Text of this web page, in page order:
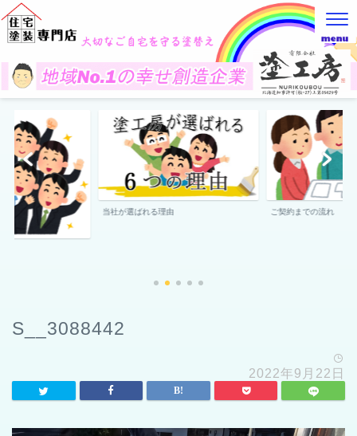
当社が選ばれる理由 ご契約までの流れ
S__3088442
2022年9月22日